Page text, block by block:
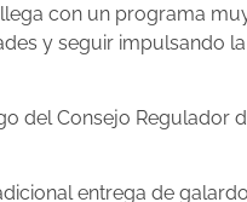
llega con un programa
y seguir impulsando
del Consejo Regulador
entrega de